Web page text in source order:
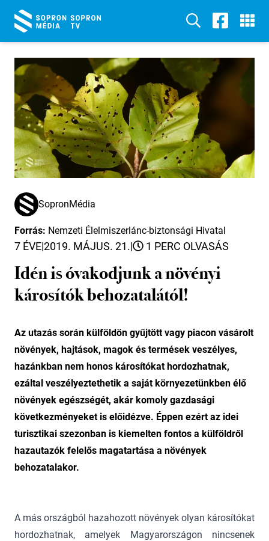
SopronMédia
Forrás: Nemzeti Élelmiszerlánc-biztonsági Hivatal
7 ÉVE|2019. MÁJUS. 21.| 1 PERC OLVASÁS
Idén is óvakodjunk a növényi
károsítók behozatalától!
Az utazás során külföldön gyűjtött vagy piacon vásárolt
növények, hajtások, magok és termések veszélyes,
hazánkban nem honos károsítókat hordozhatnak,
ezáltal veszélyeztethetik a saját környezetünkben élő
növények egészségét, akár komoly gazdasági
következményeket is előidézve. Éppen ezért az idei
turisztikai szezonban is kiemelten fontos a külföldről
hazautazók felelős magatartása a növények
behozatalakor.
A más országból hazahozott növények olyan károsítókat
hordozhatnak, amelyek Magyarországon nincsenek